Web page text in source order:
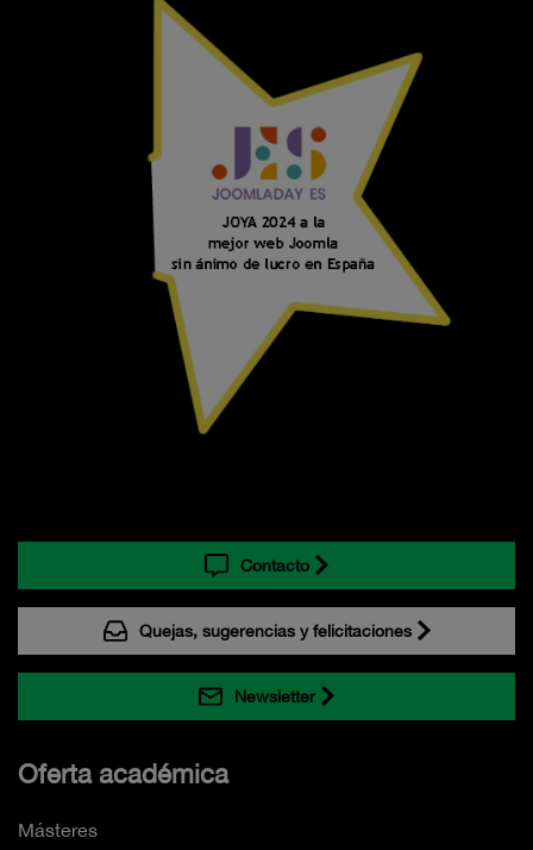
Contacto
Quejas, sugerencias y felicitaciones
Newsletter
Oferta académica
Másteres